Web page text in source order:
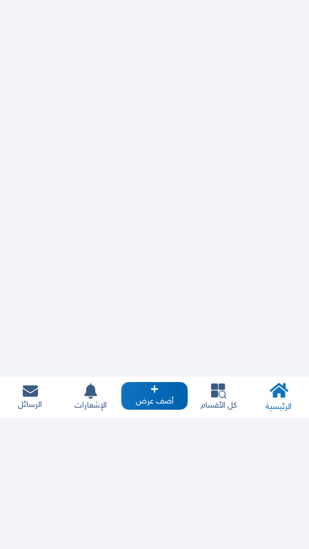
الرئيسية كل الأقسام أضف عرض الإشعارات الرسائل